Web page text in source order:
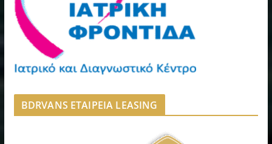
BDRVANS ΕΤΑΙΡΕΙΑ LEASING